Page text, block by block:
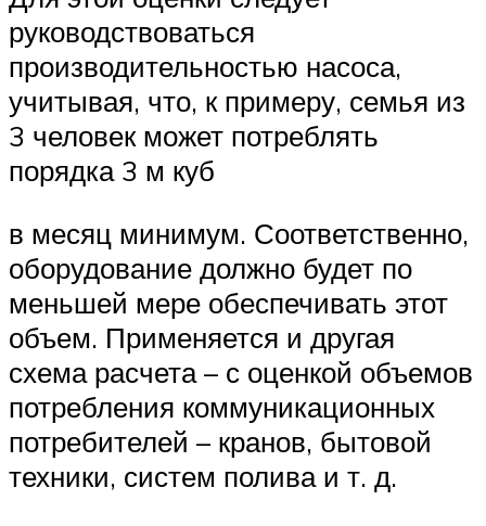
руководствоваться
производительностью насоса,
учитывая, что, к примеру, семья из
3 человек может потреблять
порядка 3 м куб
в месяц минимум. Соответственно,
оборудование должно будет по
меньшей мере обеспечивать этот
объем. Применяется и другая
схема расчета – с оценкой объемов
потребления коммуникационных
потребителей – кранов, бытовой
техники, систем полива и т. д.